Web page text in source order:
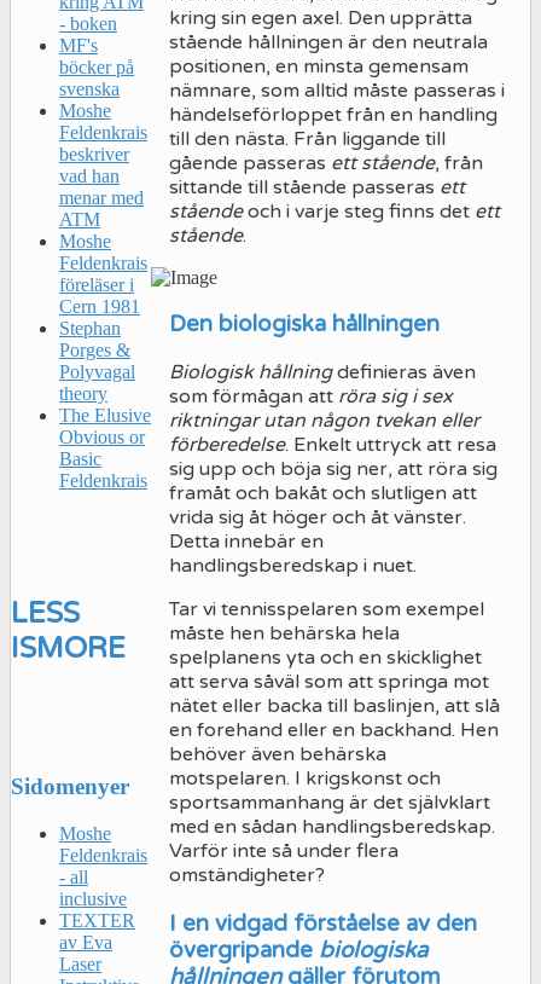
kring sin egen axel. Den upprätta
stående hållningen är den neutrala
positionen, en minsta gemensam
nämnare, som alltid måste passeras i
händelseförloppet från en handling
till den nästa. Från liggande till
gående passeras ett stående, från
sittande till stående passeras ett
ståendeoch i varje steg finns det ett
stående.
Den biologiska hållningen
Biologisk hållningdefinieras även
som förmågan att röra sig i sex
riktningar utan någon tvekan eller
förberedelse. Enkelt uttryck att resa
sig upp och böja sig ner, att röra sig
framåt och bakåt och slutligen att
vrida sig åt höger och åt vänster.
Detta innebär en
handlingsberedskap i nuet.
Tar vi tennisspelaren som exempel
måste hen behärska hela
spelplanens yta och en skicklighet
att serva såväl som att springa mot
nätet eller backa till baslinjen, att slå
en forehand eller en backhand. Hen
behöver även behärska
motspelaren. I krigskonst och
sportsammanhang är det självklart
med en sådan handlingsberedskap.
Varför inte så under flera
omständigheter?
I en vidgad förståelse av den
övergripande biologiska
hållningengäller förutom
- boken
MF's
böcker på
svenska
Moshe
Feldenkrais
beskriver
vad han
menar med
ATM
Moshe
Feldenkrais
föreläser i
Cern 1981
Stephan
Porges &
Polyvagal
theory
The Elusive
Obvious or
Basic
Feldenkrais
LESS
ISMORE
Sidomenyer
Moshe
Feldenkrais
- all
inclusive
TEXTER
av Eva
Laser